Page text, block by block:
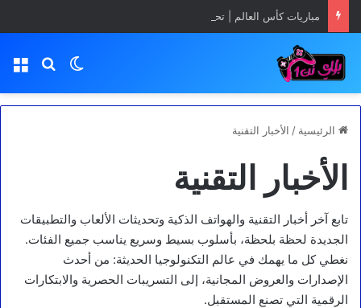
مباريات كأس العالم | تحميل تطبيق Yacine TV App مجانا
بحثالوضع
الرئيسية / الأخبار التقنية
الأخبار التقنية
تابع آخر أخبار التقنية والهواتف الذكية وتحديثات الألعاب والتطبيقات
الجديدة لحظة بلحظة، بأسلوب بسيط وسريع يناسب جميع الفئات.
نغطي كل ما يهمك في عالم التكنولوجيا الحديثة: من أحدث
الإصدارات والعروض المجانية، إلى التسريبات الحصرية والابتكارات
الرقمية التي تصنع المستقبل.